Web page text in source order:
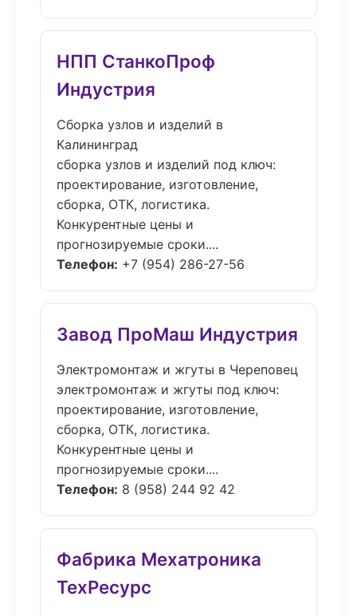
НПП СтанкоПроф
Индустрия
Сборка узлов и изделий в
Калининград
сборка узлов и изделий под ключ:
проектирование, изготовление,
сборка, ОТК, логистика.
Конкурентные цены и
прогнозируемые сроки....
Телефон: +7 (954) 286-27-56
Завод ПроМаш Индустрия
Электромонтаж и жгуты в Череповец
электромонтаж и жгуты под ключ:
проектирование, изготовление,
сборка, ОТК, логистика.
Конкурентные цены и
прогнозируемые сроки....
Телефон: 8 (958) 244 92 42
Фабрика Мехатроника
ТехРесурс